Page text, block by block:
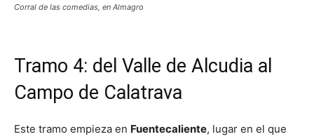
Corral de las comedias, en Almagro
Tramo 4: del Valle de Alcudia al
Campo de Calatrava
Este tramo empieza en Fuentecaliente, lugar en el que